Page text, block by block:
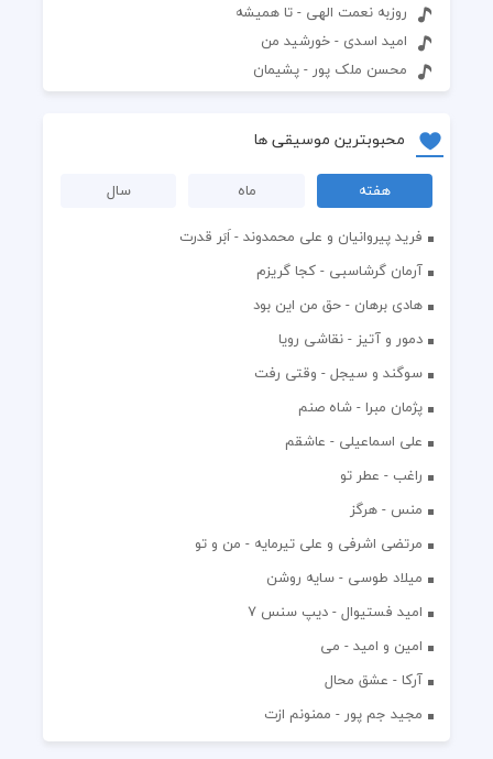
روزبه نعمت الهی - تا همیشه
امید اسدی - خورشید من
محسن ملک پور - پشیمان
محبوبترین موسیقی ها
هفته ماه
سال
فرید پیروانیان و علی محمدوند - اَبَر قدرت
آرمان گرشاسبی - کجا گریزم
هادی برهان - حق من این بود
دمور و آتیز - نقاشی رویا
سوگند و سیجل - وقتی رفت
پژمان مبرا - شاه صنم
علی اسماعیلی - عاشقم
راغب - عطر تو
منس - هرگز
مرتضی اشرفی و علی تیرمایه - من و تو
میلاد طوسی - سایه روشن
اميد فستيوال - ديپ سنس ۷
امین و امید - می
آرکا - عشق محال
مجید جم پور - ممنونم ازت